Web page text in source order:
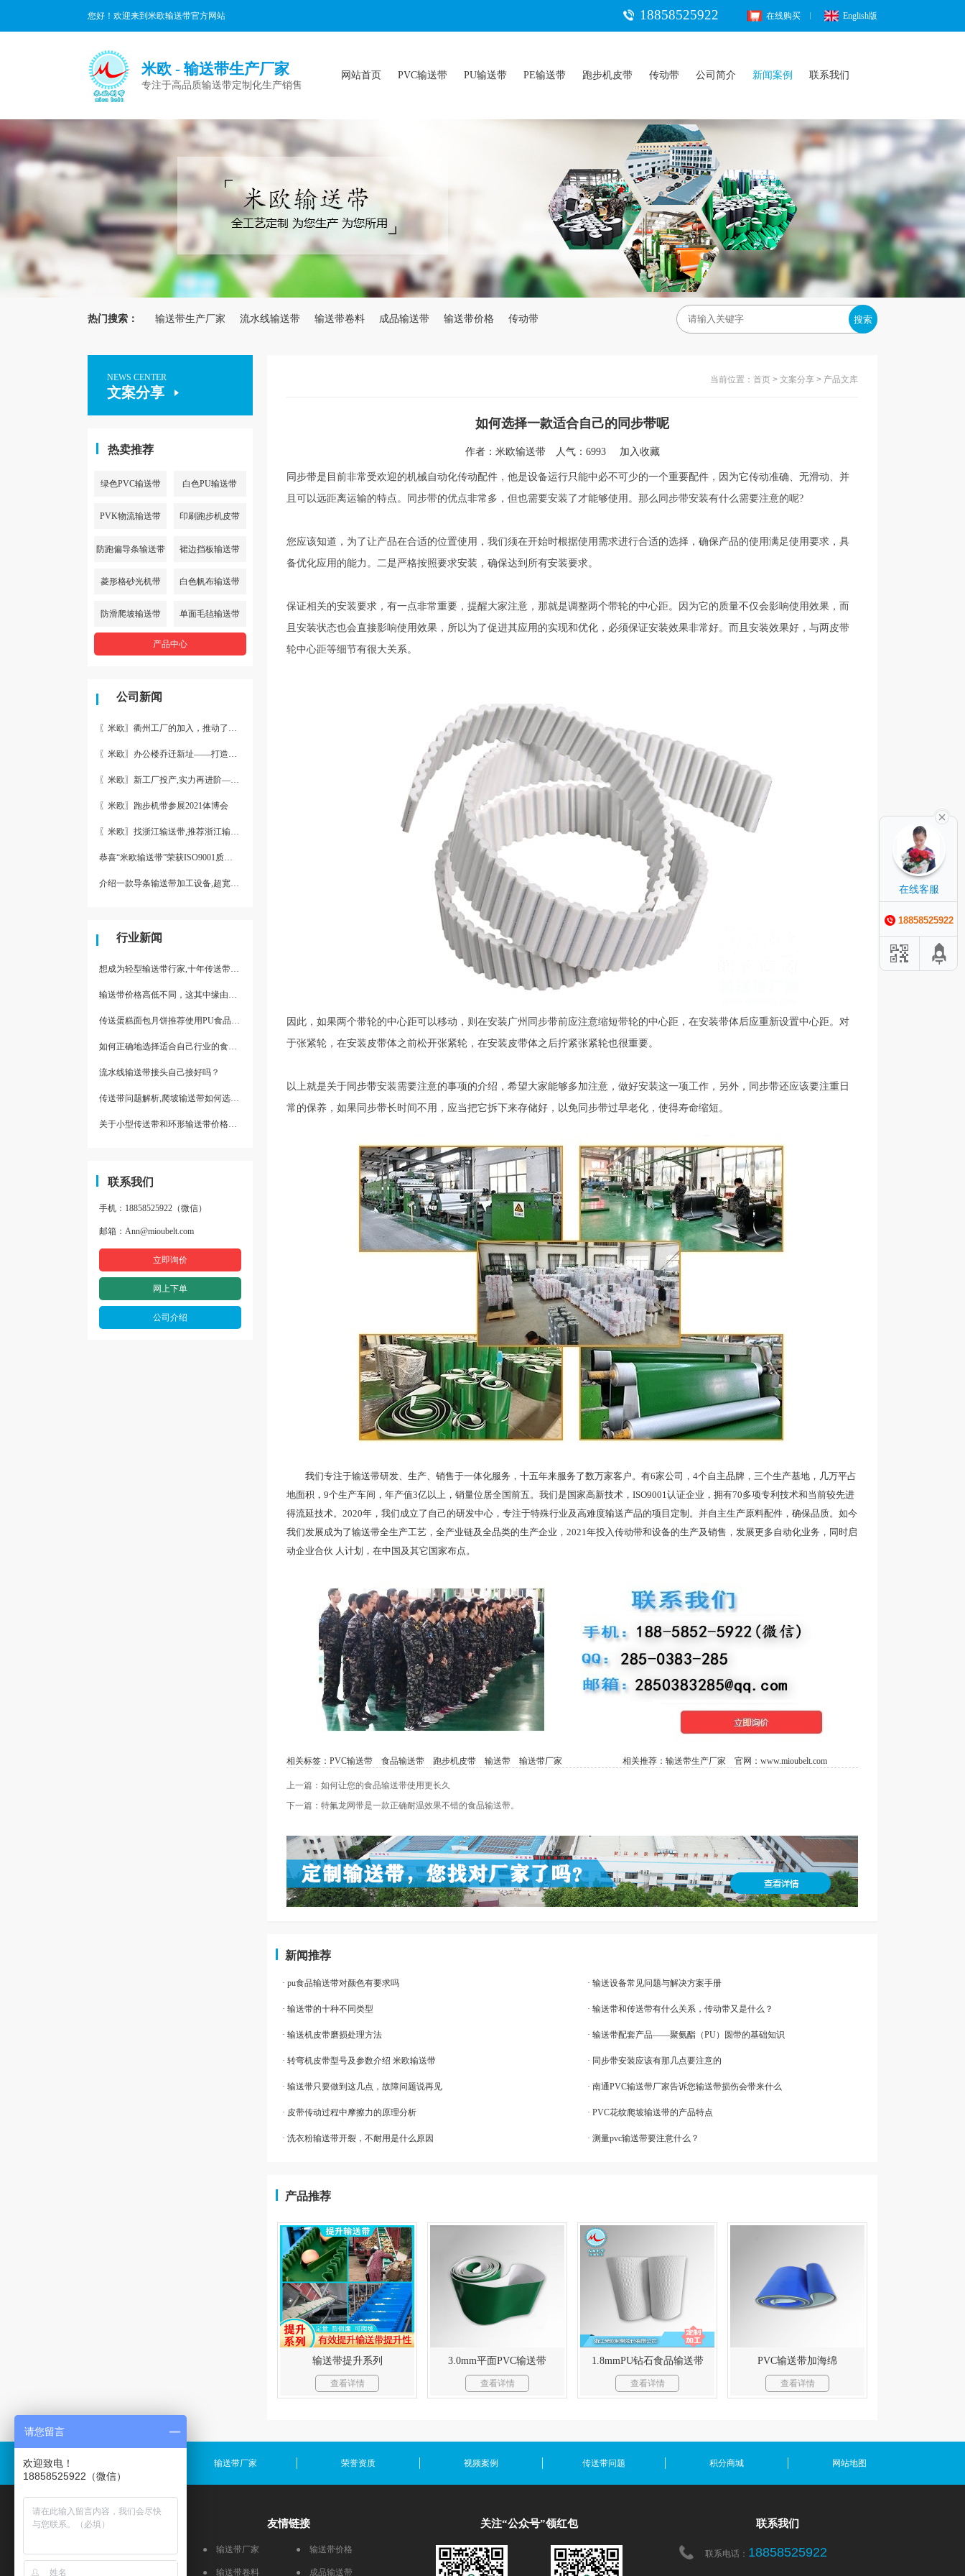
您好！欢迎来到米欧输送带官方网站 18858525922 在线购买 English版
米欧 - 输送带生产厂家
专注于高品质输送带定制化生产销售
网站首页 PVC输送带 PU输送带 PE输送带 跑步机皮带 传动带 公司简介 新闻案例 联系我们
热门搜索： 输送带生产厂家 流水线输送带 输送带卷料 成品输送带 输送带价格 传动带 搜索
NEWS CENTER
文案分享
热卖推荐
绿色PVC输送带 白色PU输送带
PVK物流输送带 印刷跑步机皮带
防跑偏导条输送带 裙边挡板输送带
菱形格砂光机带 白色帆布输送带
防滑爬坡输送带 单面毛毡输送带
产品中心
公司新闻
〖米欧〗衢州工厂的加入，推动了产能更节约了成本。
〖米欧〗办公楼乔迁新址——打造新起点 再著新篇章
〖米欧〗新工厂投产,实力再进阶—米欧带业衢州工厂投产并平稳运
〖米欧〗跑步机带参展2021体博会
〖米欧〗找浙江输送带,推荐浙江输送带生产厂家“米欧”
恭喜“米欧输送带”荣获ISO9001质量体系认证
介绍一款导条输送带加工设备,超宽输送带利器
行业新闻
想成为轻型输送带行家,十年传送带师傅教你三招
输送带价格高低不同，这其中缘由你清楚了吗
传送蛋糕面包月饼推荐使用PU食品级输送带
如何正确地选择适合自己行业的食品输送带
流水线输送带接头自己接好吗？
传送带问题解析,爬坡输送带如何选择,推荐一款防滑输送带
关于小型传送带和环形输送带价格，他们有什么区别点。
联系我们
手机：18858525922（微信）
邮箱：Ann@mioubelt.com
立即询价
网上下单
公司介绍
当前位置： 首页 > 文案分享 > 产品文库
如何选择一款适合自己的同步带呢
作者： 米欧输送带人气：6993 加入收藏
同步带是目前非常受欢迎的机械自动化传动配件，他是设备运行只能中必不可少的一个重要配件，因为它传动准确、无滑动、并
且可以远距离运输的特点。同步带的优点非常多，但也需要安装了才能够使用。那么同步带安装有什么需要注意的呢?
您应该知道，为了让产品在合适的位置使用，我们须在开始时根据使用需求进行合适的选择，确保产品的使用满足使用要求，具
备优化应用的能力。二是严格按照要求安装，确保达到所有安装要求。
保证相关的安装要求，有一点非常重要，提醒大家注意，那就是调整两个带轮的中心距。因为它的质量不仅会影响使用效果，而
且安装状态也会直接影响使用效果，所以为了促进其应用的实现和优化，必须保证安装效果非常好。而且安装效果好，与两皮带
轮中心距等细节有很大关系。
因此，如果两个带轮的中心距可以移动，则在安装广州同步带前应注意缩短带轮的中心距，在安装带体后应重新设置中心距。对
于张紧轮，在安装皮带体之前松开张紧轮，在安装皮带体之后拧紧张紧轮也很重要。
以上就是关于 同步带安装需要注意的事项的介绍，希望大家能够多加注意，做好安装这一项工作，另外，同步带还应该要注重日
常的保养，如果同步带长时间不用，应当把它拆下来存储好，以免同步带过早老化，使得寿命缩短。
我们专注于输送带研发、生产、销售于一体化服务，十五年来服务了数万家客户。有6家公司，4个自主品牌，三个生产基地，几万平占
地面积，9个生产车间，年产值3亿以上，销量位居全国前五。我们是国家高新技术，ISO9001认证企业，拥有70多项专利技术和当前较先进
得流延技术。2020年，我们成立了自己的研发中心，专注于特殊行业及高难度输送产品的项目定制。并自主生产原料配件，确保品质。如今
我们发展成为了输送带全生产工艺，全产业链及全品类的生产企业，2021年投入传动带和设备的生产及销售，发展更多自动化业务，同时启
动企业合伙 人计划，在中国及其它国家布点。
相关标签： PVC输送带 食品输送带 跑步机皮带 输送带 输送带厂家 相关推荐： 输送带生产厂家 官网： www.mioubelt.com
上一篇：如何让您的食品输送带使用更长久
下一篇：特氟龙网带是一款正确耐温效果不错的食品输送带。
新闻推荐
· pu食品输送带对颜色有要求吗 · 输送设备常见问题与解决方案手册
· 输送带的十种不同类型 · 输送带和传送带有什么关系，传动带又是什么？
· 输送机皮带磨损处理方法 · 输送带配套产品——聚氨酯（PU）圆带的基础知识
· 转弯机皮带型号及参数介绍 米欧输送带 · 同步带安装应该有那几点要注意的
· 输送带只要做到这几点，故障问题说再见 · 南通PVC输送带厂家告诉您输送带损伤会带来什么
· 皮带传动过程中摩擦力的原理分析 · PVC花纹爬坡输送带的产品特点
· 洗衣粉输送带开裂，不耐用是什么原因 · 测量pvc输送带要注意什么？
产品推荐
输送带提升系列
查看详情
3.0mm平面PVC输送带
查看详情
1.8mmPU钻石食品输送带
查看详情
PVC输送带加海绵
查看详情
输送带厂家 荣誉资质 视频案例 传送带问题 积分商城 网站地图
产品推荐 友情链接
● 输送带厂家 ● 输送带价格
● 输送带卷料 ● 成品输送带
关注“公众号”领红包 联系我们
联系电话： 18858525922
在线客服
18858525922
请您留言
欢迎致电！
18858525922（微信）